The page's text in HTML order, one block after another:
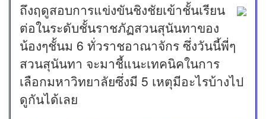
ถึงฤดูสอบการแข่งขันชิงชัยเข้าชั้นเรียน
ต่อในระดับชั้นราชภัฏสวนสุนันทาของ
น้องๆชั้นม 6 ทั่วราชอาณาจักร ซึ่งวันนี้พี่ๆ
สวนสุนันทา จะมาชี้แนะเทคนิคในการ
เลือกมหาวิทยาลัยซึ่งมี 5 เหตุมีอะไรบ้างไป
ดูกันได้เลย